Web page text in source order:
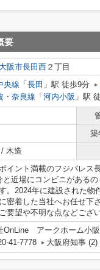
要
阪市長田西 ２丁目
央線 「 長田 」駅 徒歩9分
・奈良線 「 河内小阪 」駅
築
木造
イント満載のフジパレス
と近場にコンビニがある
。2024年に建設された物
密着した当社へお任せ下
要望や不明な点などござ
OnLine アークホーム小
41-7778
大阪府知事 (2)